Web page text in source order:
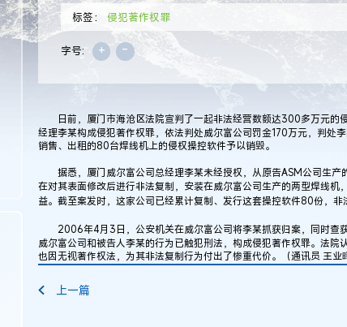
标签： 侵犯著作权罪
字号: + -
日前，厦门市海沧区法院宣判了一起非法经营数额达300多万元的
经理李某构成侵犯著作权罪，依法判处威尔富公司罚金170万元，判处
销售、出租的80台焊线机上的侵权操控软件予以销毁。
据悉，厦门威尔富公司总经理李某未经授权，从原告ASM公司生产
在对其表面修改后进行非法复制，安装在威尔富公司生产的两型焊线机
益。截至案发时，这家公司已经累计复制、发行这套操控软件80份，
2006年4月3日，公安机关在威尔富公司将李某抓获归案，同时查
威尔富公司和被告人李某的行为已触犯刑法，构成侵犯著作权罪。法
也因无视著作权法，为其非法复制行为付出了惨重代价。（通讯员 王业
上一篇